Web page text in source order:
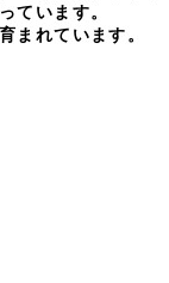
ています。
まれています。